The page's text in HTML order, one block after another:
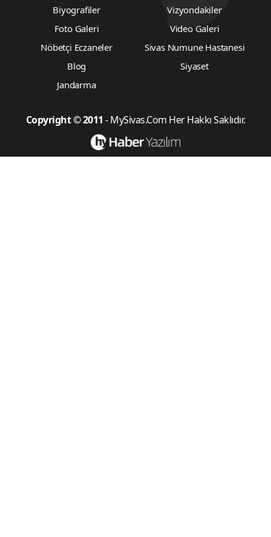
Biyografiler
Vizyondakiler
Foto Galeri
Video Galeri
Nöbetçi Eczaneler
Sivas Numune Hastanesi
Blog
Siyaset
Jandarma
Copyright © 2011 - MySivas.Com Her Hakkı Saklıdır.